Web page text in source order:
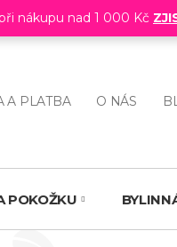
nákupu nad 1 000 Kč
A PLATBA O NÁS
POKOŽKU